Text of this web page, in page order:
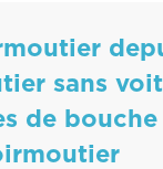
sans
de bouche